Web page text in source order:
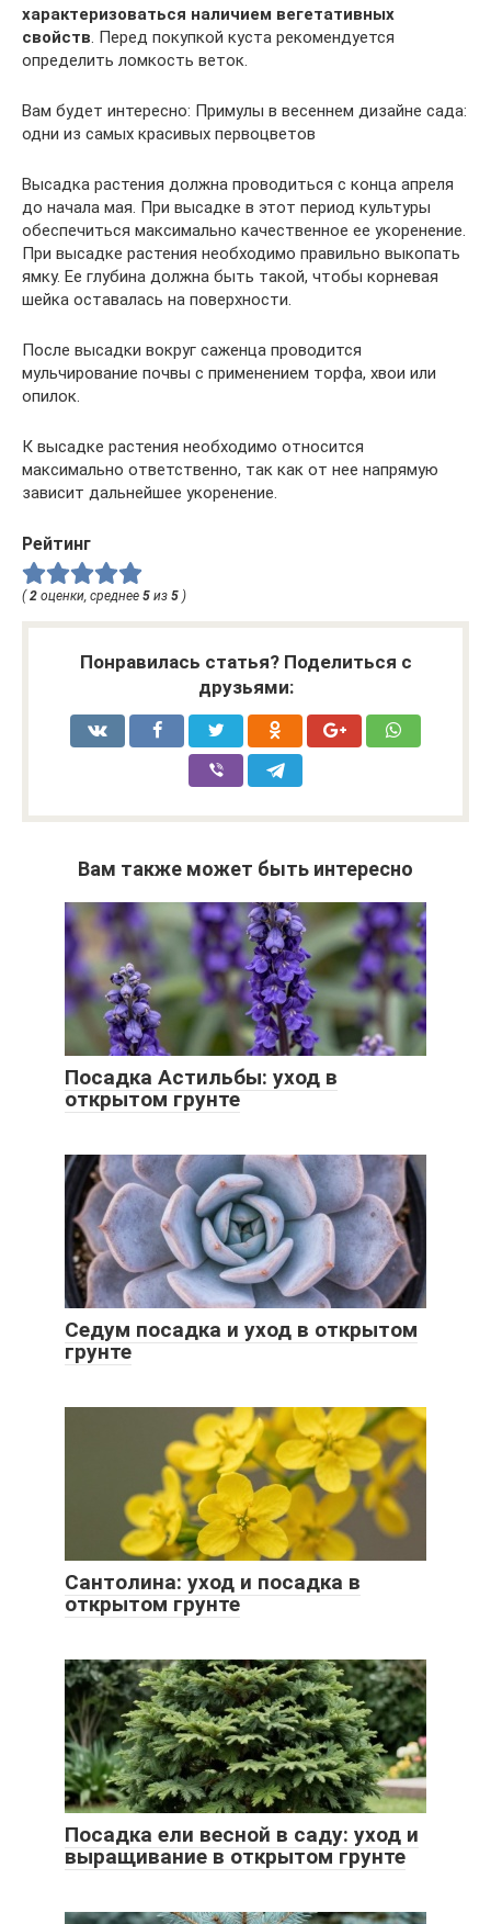
характеризоваться наличием вегетативных
свойств. Перед покупкой куста рекомендуется
определить ломкость веток.
Вам будет интересно: Примулы в весеннем дизайне сада:
одни из самых красивых первоцветов
Высадка растения должна проводиться с конца апреля
до начала мая. При высадке в этот период культуры
обеспечиться максимально качественное ее укоренение.
При высадке растения необходимо правильно выкопать
ямку. Ее глубина должна быть такой, чтобы корневая
шейка оставалась на поверхности.
После высадки вокруг саженца проводится
мульчирование почвы с применением торфа, хвои или
опилок.
К высадке растения необходимо относится
максимально ответственно, так как от нее напрямую
зависит дальнейшее укоренение.
Рейтинг
( 2 оценки, среднее 5 из 5 )
Понравилась статья? Поделиться с
друзьями:
Вам также может быть интересно
Посадка Астильбы: уход в
открытом грунте
Седум посадка и уход в открытом
грунте
Сантолина: уход и посадка в
открытом грунте
Посадка ели весной в саду: уход и
выращивание в открытом грунте